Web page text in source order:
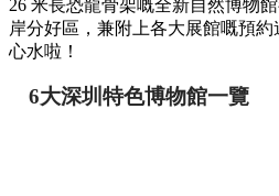
26 米長恐龍骨架嘅全新自然博物
岸分好區，兼附上各大展館嘅預
心水啦！
6大深圳特色博物館一覽